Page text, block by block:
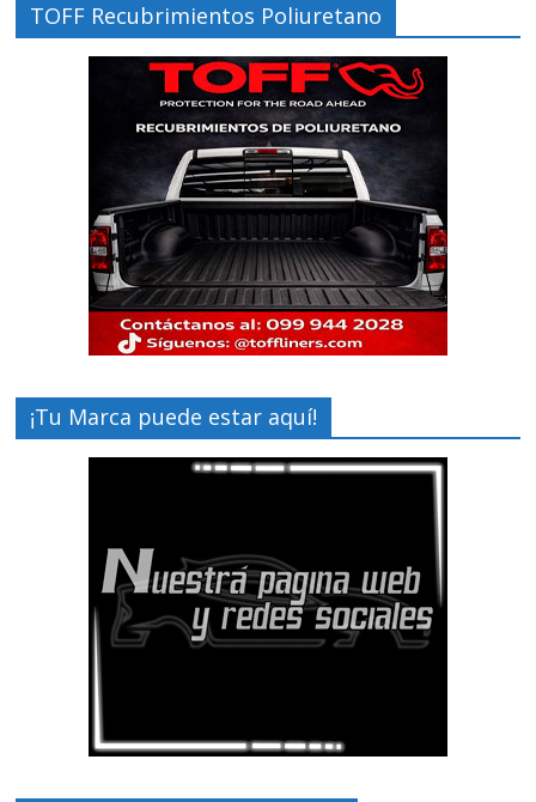
TOFF Recubrimientos Poliuretano
¡Tu Marca puede estar aquí!